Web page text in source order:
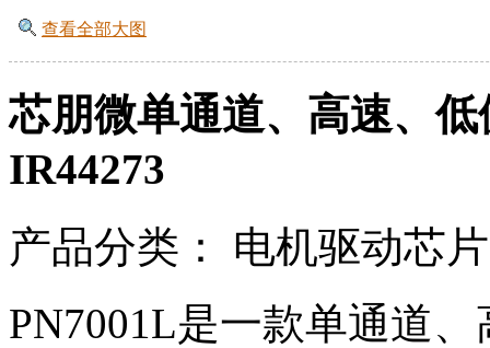
查看全部大图
芯朋微单通道、高速、
IR44273
产品分类： 电机驱动芯片
PN7001L是一款单通道